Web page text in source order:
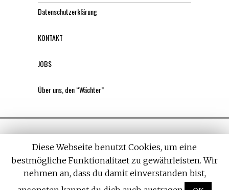
Datenschutzerklärung
KONTAKT
JOBS
Über uns, den “Wächter”
All rights reserved. Designed by Withemes
Diese Webseite benutzt Cookies, um eine
bestmögliche Funktionalitaet zu gewährleisten. Wir
nehmen an, dass du damit einverstanden bist,